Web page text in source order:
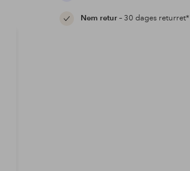
Nem retur– 30 dages returret*